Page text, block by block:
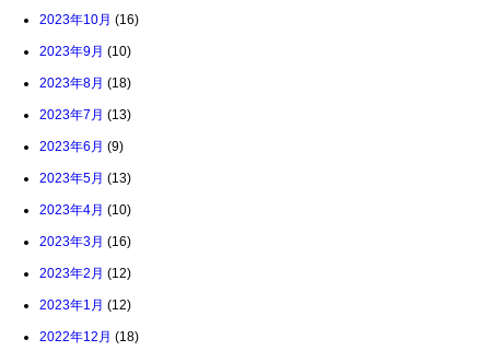
2023年10月 (16)
2023年9月 (10)
2023年8月 (18)
2023年7月 (13)
2023年6月 (9)
2023年5月 (13)
2023年4月 (10)
2023年3月 (16)
2023年2月 (12)
2023年1月 (12)
2022年12月 (18)